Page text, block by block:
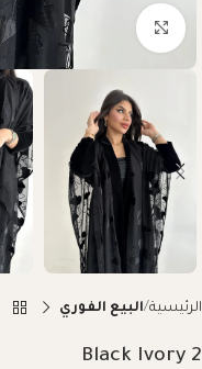
Click to enlarge
الرئيسية البيع الفوري
Black Ivory 2